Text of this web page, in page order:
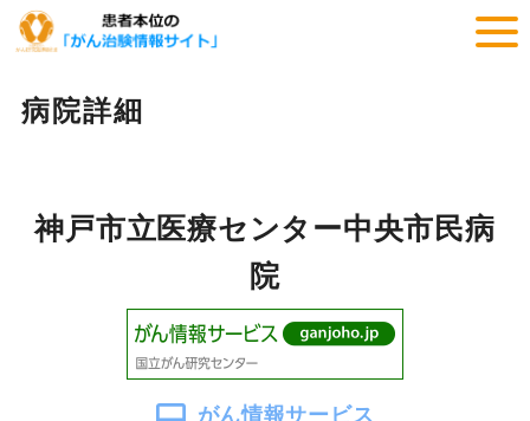
病院詳細
神戸市立医療センター中央市民病
院
がん情報サービス